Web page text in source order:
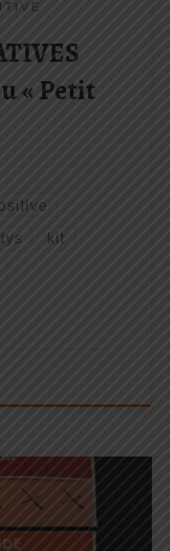
« Petit
kit